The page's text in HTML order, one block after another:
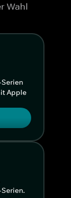
Wahl
Apple